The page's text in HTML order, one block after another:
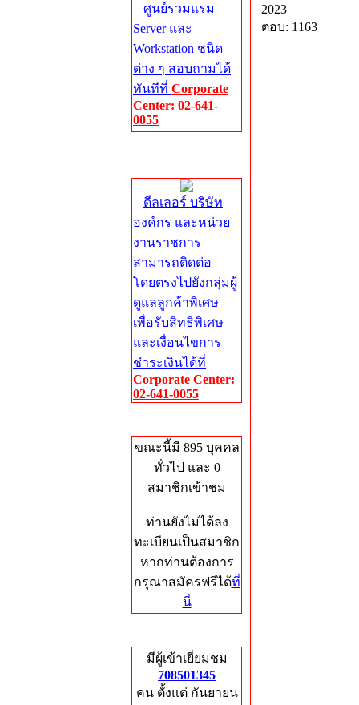
ศูนย์รวมแรม
Server และ
Workstation ชนิด
ต่าง ๆ สอบถามได้
ทันทีที่ Corporate
Center: 02-641-
0055
ดีลเลอร์ บริษัท
องค์กร และหน่วย
งานราชการ
สามารถติดต่อ
โดยตรงไปยังกลุ่มผู้
ดูแลลูกค้าพิเศษ
เพื่อรับสิทธิพิเศษ
และเงื่อนไขการ
ชำระเงินได้ที่
Corporate Center:
02-641-0055
ขณะนี้มี 895 บุคคล
ทั่วไป และ 0
สมาชิกเข้าชม
ท่านยังไม่ได้ลง
ทะเบียนเป็นสมาชิก
หากท่านต้องการ
กรุณาสมัครฟรีได้ที่
นี่
มีผู้เข้าเยี่ยมชม
708501345
คน ตั้งแต่ กันยายน
2023
ตอบ: 1163